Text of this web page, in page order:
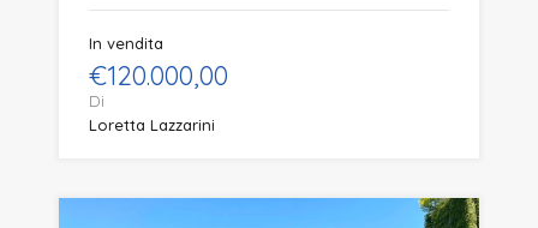
In vendita
€120.000,00
Di
Loretta Lazzarini